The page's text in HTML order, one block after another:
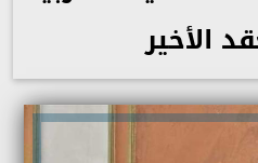
الأخير